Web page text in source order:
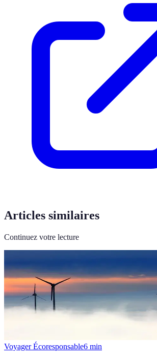
Articles similaires
Continuez votre lecture
Voyager Écoresponsable6 min